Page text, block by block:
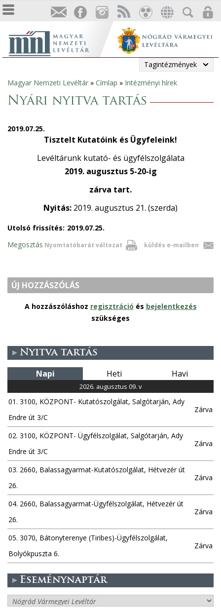
Tagintézmények
Jelenlegi
hely
Magyar Nemzeti Levéltár » Címlap » Intézményi hírek
Nyári nyitva tartás
2019.07.25.
Tisztelt Kutatóink és Ügyfeleink!
Levéltárunk kutató- és ügyfélszolgálata
2019. augusztus 5-20-ig
zárva tart.
Nyitás: 2019. augusztus 21. (szerda)
Utolsó frissítés: 2019.07.25.
Nyomtatóbarát változat küldés e-mailben
Megosztás
ÚJ HOZZÁSZÓLÁS
A hozzászóláshoz regisztráció és bejelentkezés
szükséges
Nyitva tartás
Napi Heti Havi
2026. augusztus 09. v
01. 3100, KÖZPONT- Kutatószolgálat, Salgótarján, Ady
Endre út 3/C
Zárva
02. 3100, KÖZPONT- Ügyfélszolgálat, Salgótarján, Ady
Endre út 3/C
Zárva
03. 2660, Balassagyarmat-Kutatószolgálat, Hétvezér út
26.
Zárva
04. 2660, Balassagyarmat-Ügyfélszolgálat, Hétvezér út
26.
Zárva
05. 3070, Bátonyterenye (Tiribes)-Ügyfélszolgálat,
Bolyókpuszta 6.
Zárva
Eseménynaptár